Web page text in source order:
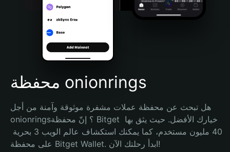
Português (Brasil)
Español (Argentina)
محفظة onionrings
هل تبحث عن محفظة عملات مشفرة موثوقة وآمنة من أجل
onionrings؟ إنّ محفظة Bitget خيارك الأفضل. حيث يثق بها
على محفظة Bitget Wallet. ابدأ رحلتك الآن!